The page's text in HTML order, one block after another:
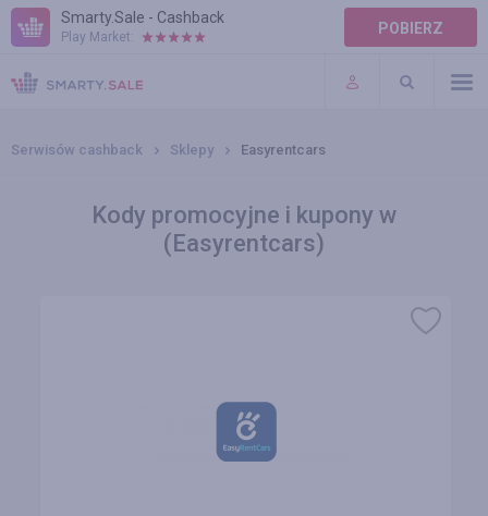
Smarty.Sale - Cashback
Play Market: POBIERZ
POMOC
WARUNKI
Serwisów cashback Sklepy Easyrentcars
Kody promocyjne i kupony w
(Easyrentcars)